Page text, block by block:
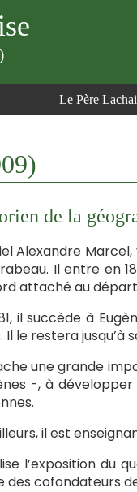
Le Père
de la
Alexandre Marcel,
Il entre en
attaché au
il succède à
Il le restera jusqu’à
une grande
-, à
il est
l’exposition du
des cofondateurs